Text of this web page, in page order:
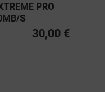
PRO
S
30,00 €